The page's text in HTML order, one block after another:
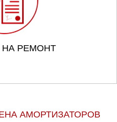
НА РЕМОНТ
АМОРТИЗАТОРОВ